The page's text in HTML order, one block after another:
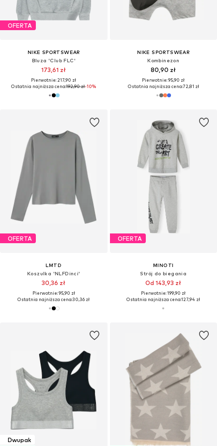
OFERTA
NIKE SPORTSWEAR
Bluza 'Club FLC'
173,61 zł
Pierwotnie: 217,90 zł
Ostatnia najniższa cena:192,90 zł-10%
NIKE SPORTSWEAR
Kombinezon
80,90 zł
Pierwotnie: 95,90 zł
Ostatnia najniższa cena:72,81 zł
OFERTA
LMTD
Koszulka 'NLFDinci'
30,36 zł
Pierwotnie: 95,90 zł
Ostatnia najniższa cena:30,36 zł
OFERTA
MINOTI
Strój do biegania
Od 143,93 zł
Pierwotnie: 199,90 zł
Ostatnia najniższa cena:127,94 zł
Dwupak